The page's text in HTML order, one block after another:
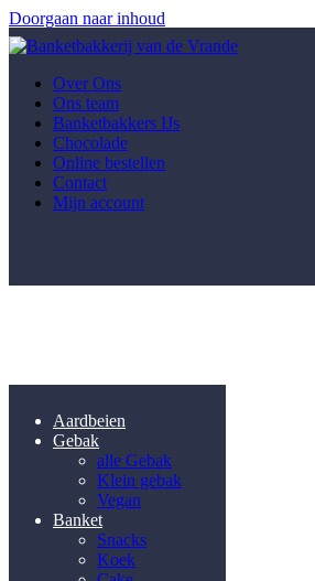
Doorgaan naar inhoud
Over Ons
Ons team
Banketbakkers IJs
Chocolade
Online bestellen
Contact
Mijn account
Aardbeien
Gebak
alle Gebak
Klein gebak
Vegan
Banket
Snacks
Koek